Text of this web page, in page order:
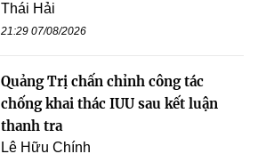
Thái Hải
21:29 07/08/2026
Quảng Trị chấn chỉnh công tác
chống khai thác IUU sau kết luận
thanh tra
Lê Hữu Chính